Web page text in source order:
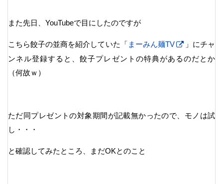
また先日、YouTubeで目にしたのですが
こちら餃子の並商を紹介していた「 まーみん麺TV
」にチャ
ンネル登録すると、餃子プレゼントの特典があるのだとか
（何故ｗ）
ただ同プレゼントの対象期間が記載無かったので、モノは試
し・・・
と確認してみたところ、まだOKとのこと